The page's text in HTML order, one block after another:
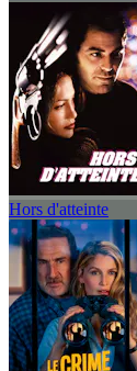
Hors d'atteinte